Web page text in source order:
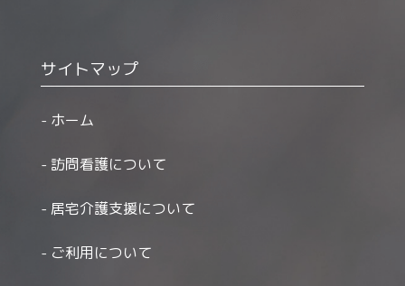
サイトマップ
ホーム
訪問看護について
居宅介護支援について
ご利用について